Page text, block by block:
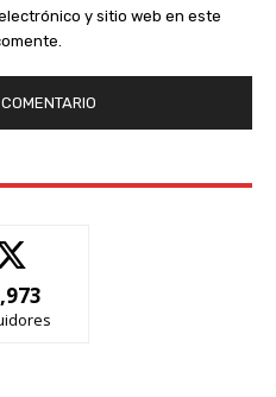
y sitio web en este